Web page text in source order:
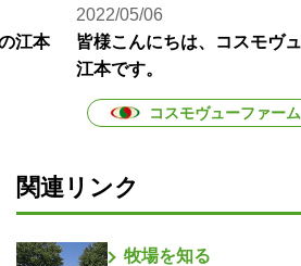
江本
2022/05/06
皆様こんにちは、コスモヴ
江本です。
コスモヴューファーム
関連リンク
牧場を知る